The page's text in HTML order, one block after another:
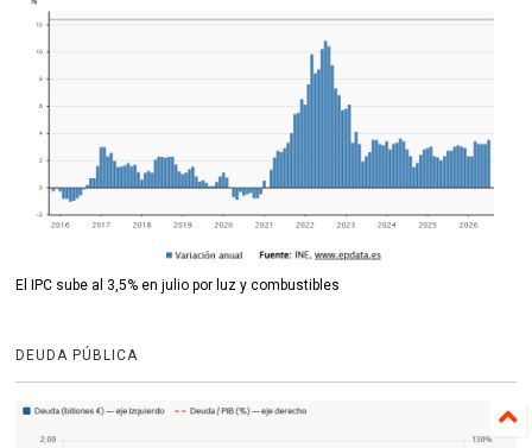
El IPC sube al 3,5% en julio por luz y combustibles
DEUDA PÚBLICA